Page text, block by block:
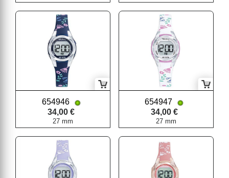
654946
34,00 €
27 mm
654947
34,00 €
27 mm